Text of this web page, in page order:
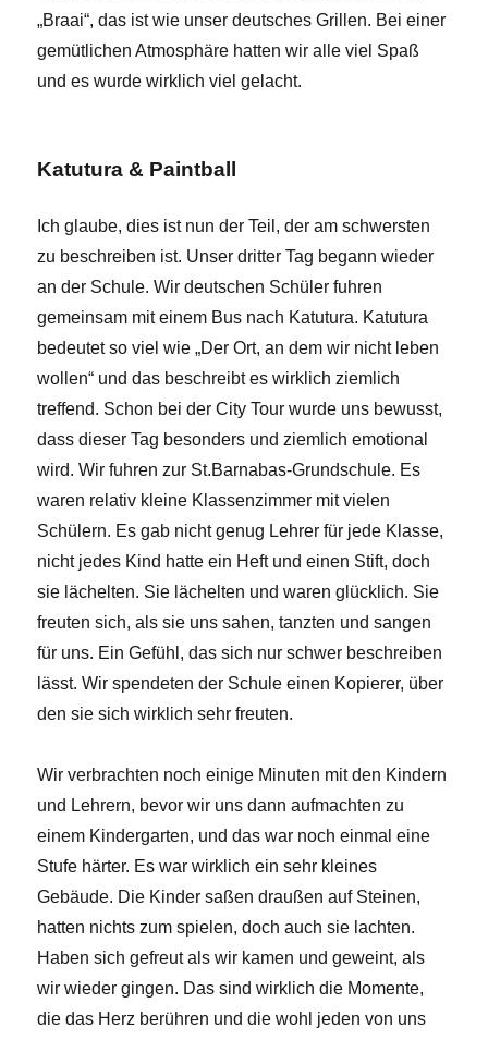
„Braai“, das ist wie unser deutsches Grillen. Bei einer
gemütlichen Atmosphäre hatten wir alle viel Spaß
und es wurde wirklich viel gelacht.
Katutura & Paintball
Ich glaube, dies ist nun der Teil, der am schwersten
zu beschreiben ist. Unser dritter Tag begann wieder
an der Schule. Wir deutschen Schüler fuhren
gemeinsam mit einem Bus nach Katutura. Katutura
bedeutet so viel wie „Der Ort, an dem wir nicht leben
wollen“ und das beschreibt es wirklich ziemlich
treffend. Schon bei der City Tour wurde uns bewusst,
dass dieser Tag besonders und ziemlich emotional
wird. Wir fuhren zur St.Barnabas-Grundschule. Es
waren relativ kleine Klassenzimmer mit vielen
Schülern. Es gab nicht genug Lehrer für jede Klasse,
nicht jedes Kind hatte ein Heft und einen Stift, doch
sie lächelten. Sie lächelten und waren glücklich. Sie
freuten sich, als sie uns sahen, tanzten und sangen
für uns. Ein Gefühl, das sich nur schwer beschreiben
lässt. Wir spendeten der Schule einen Kopierer, über
den sie sich wirklich sehr freuten.
Wir verbrachten noch einige Minuten mit den Kindern
und Lehrern, bevor wir uns dann aufmachten zu
einem Kindergarten, und das war noch einmal eine
Stufe härter. Es war wirklich ein sehr kleines
Gebäude. Die Kinder saßen draußen auf Steinen,
hatten nichts zum spielen, doch auch sie lachten.
Haben sich gefreut als wir kamen und geweint, als
wir wieder gingen. Das sind wirklich die Momente,
die das Herz berühren und die wohl jeden von uns